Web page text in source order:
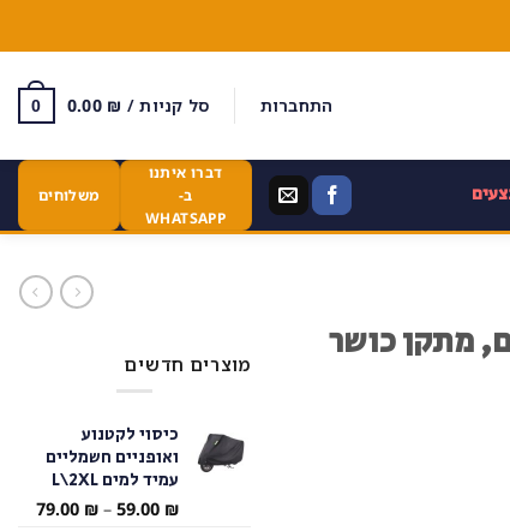
התחברות סל קניות / 0.00 ₪
0
דברו איתנו
ב-
WHATSAPP
משלוחים
מתקן כושר
מוצרים חדשים
כיסוי לקטנוע
ואופניים חשמליים
עמיד למים L\2XL
59.00 ₪
–
79.00 ₪
טווח